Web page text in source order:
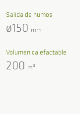
Volumen calefactable
200 m3
Salida de humos
ø150 mm